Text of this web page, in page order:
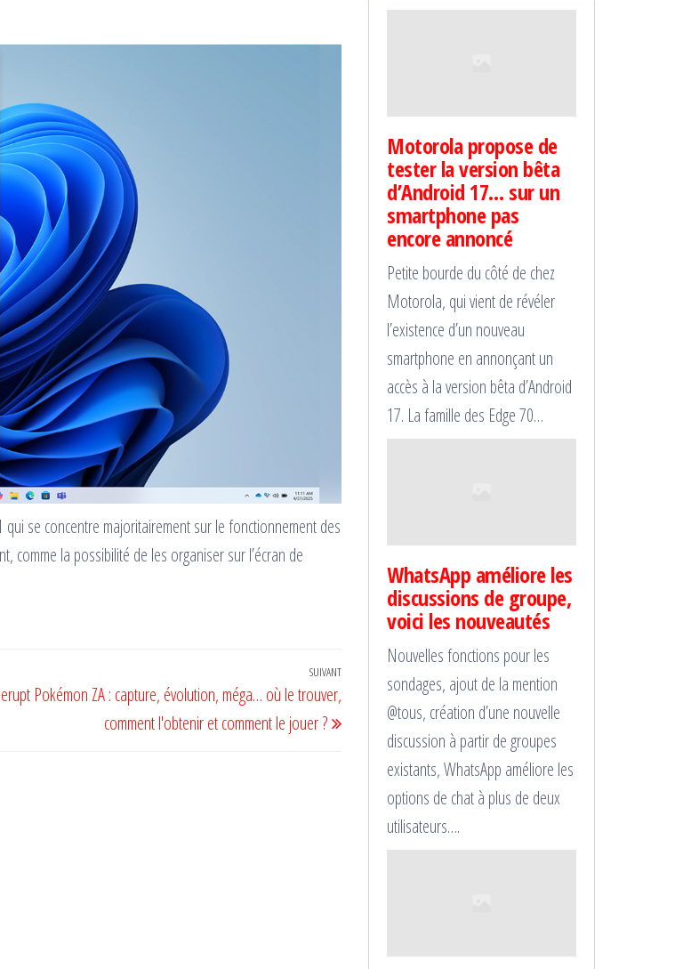
se concentre majoritairement sur le fonctionnement des
comme la possibilité de les organiser sur l’écran de
Article
SUIVANT
Pokémon ZA : capture, évolution, méga… où le trouver,
comment l'obtenir et comment le jouer ?
Motorola propose de
tester la version bêta
d’Android 17… sur un
smartphone pas
encore annoncé
Petite bourde du côté de chez
Motorola, qui vient de révéler
l’existence d’un nouveau
smartphone en annonçant un
accès à la version bêta d’Android
17. La famille des Edge 70…
WhatsApp améliore les
discussions de groupe,
voici les nouveautés
Nouvelles fonctions pour les
sondages, ajout de la mention
@tous, création d’une nouvelle
discussion à partir de groupes
existants, WhatsApp améliore les
options de chat à plus de deux
utilisateurs….